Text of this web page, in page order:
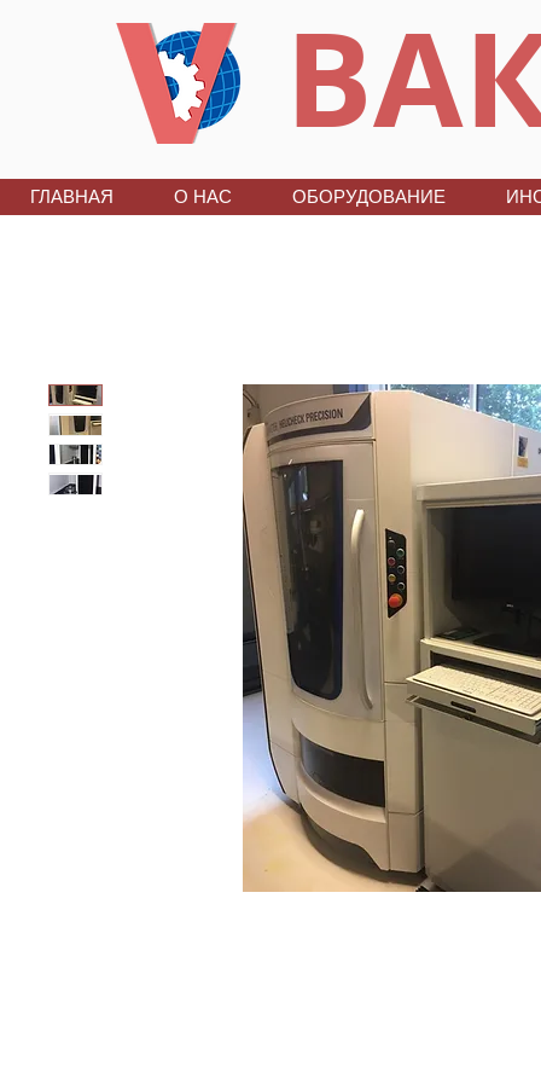
ГЛАВНАЯ О НАС ОБОРУДОВАНИЕ